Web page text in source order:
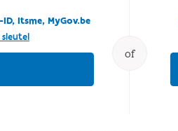
of
Itsme, MyGov.be